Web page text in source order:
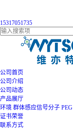
15317051735
公司首页
公司介绍
公司动态
产品展厅
环境 群体感应信号分子 PEG
证书荣誉
联系方式